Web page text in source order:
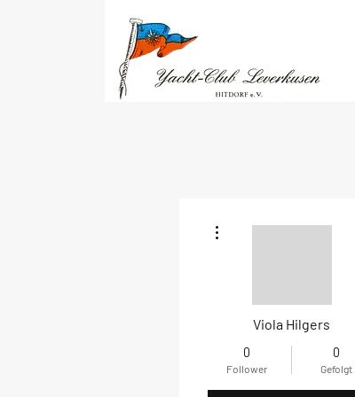
Viola Hilgers
0
Follower
0
Gefolgt